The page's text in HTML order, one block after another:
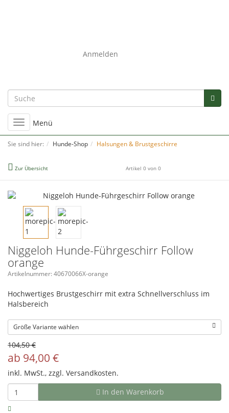
Anmelden
Umschalten
der
Navigation
Menü
Sie sind hier: Hunde-Shop Halsungen & Brustgeschirre
Zur Übersicht Artikel 0 von 0
Niggeloh Hunde-Führgeschirr Follow
orange
Artikelnummer: 40670066X-orange
Hochwertiges Brustgeschirr mit extra Schnellverschluss im
Halsbereich
Größe Variante wählen
104,50 €
ab 94,00 €
inkl. MwSt., zzgl. Versandkosten.
In den Warenkorb